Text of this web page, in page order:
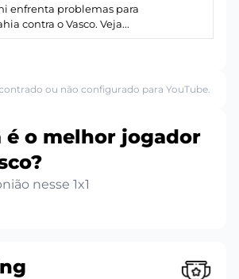
enfrenta problemas para
contra o Vasco. Veja...
ou não configurado para YouTube.
é o melhor jogador
nesse 1x1